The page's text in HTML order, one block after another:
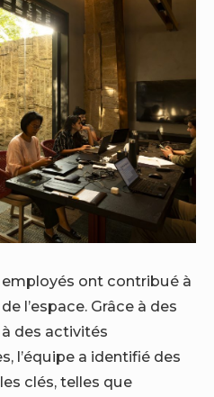
ont contribué à
l’espace. Grâce à des
des activités
l’équipe a identifié des
clés, telles que